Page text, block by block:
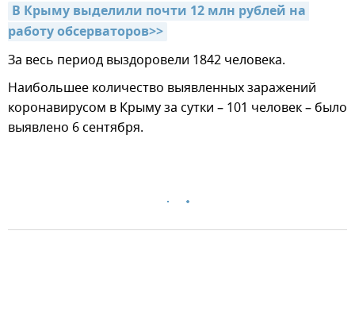
В Крыму выделили почти 12 млн рублей на
работу обсерваторов>>
За весь период выздоровели 1842 человека.
Наибольшее количество выявленных заражений
коронавирусом в Крыму за сутки – 101 человек – было
выявлено 6 сентября.